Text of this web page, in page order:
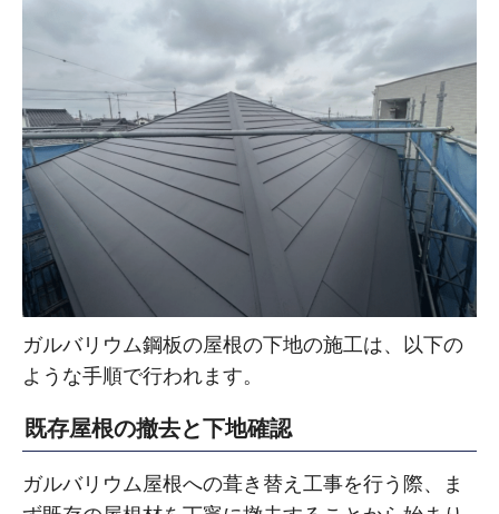
ガルバリウム鋼板の屋根の下地の施工は、以下の
ような手順で行われます。
既存屋根の撤去と下地確認
ガルバリウム屋根への葺き替え工事を行う際、ま